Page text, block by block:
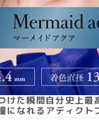
けた瞬間自分史上
になれるアディクト